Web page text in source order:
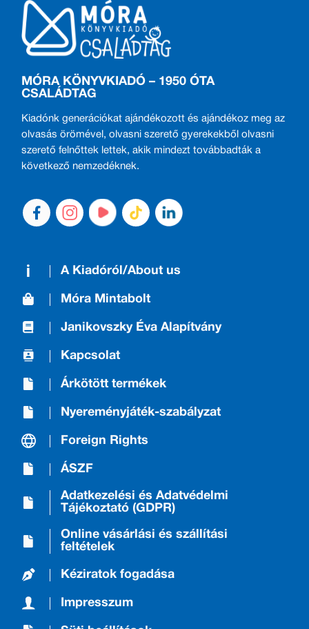
MÓRA KÖNYVKIADÓ – 1950 ÓTA
CSALÁDTAG
Kiadónk generációkat ajándékozott és ajándékoz meg az
olvasás örömével, olvasni szerető gyerekekből olvasni
szerető felnőttek lettek, akik mindezt továbbadták a
következő nemzedéknek.
A Kiadóról/About us
Móra Mintabolt
Janikovszky Éva Alapítvány
Kapcsolat
Árkötött termékek
Nyereményjáték-szabályzat
Foreign Rights
ÁSZF
Adatkezelési és Adatvédelmi
Tájékoztató (GDPR)
Online vásárlási és szállítási
feltételek
Kéziratok fogadása
Impresszum